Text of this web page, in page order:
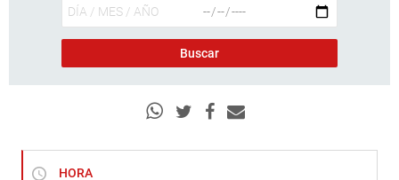
HORA